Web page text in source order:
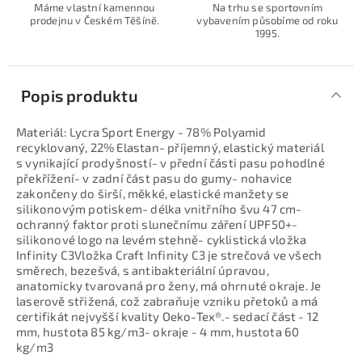
Máme vlastní kamennou
prodejnu v Českém Těšíně.
Na trhu se sportovním
vybavením působíme od roku
1995.
Popis produktu
Materiál: Lycra Sport Energy - 78% Polyamid
recyklovaný, 22% Elastan- příjemný, elastický materiál
s vynikající prodyšností- v přední části pasu pohodlné
překřížení- v zadní část pasu do gumy- nohavice
zakončeny do širší, měkké, elastické manžety se
silikonovým potiskem- délka vnitřního švu 47 cm-
ochranný faktor proti slunečnímu záření UPF50+-
silikonové logo na levém stehně- cyklistická vložka
Infinity C3Vložka Craft Infinity C3 je strečová ve všech
směrech, bezešvá, s antibakteriální úpravou,
anatomicky tvarovaná pro ženy, má ohrnuté okraje. Je
laserově střižená, což zabraňuje vzniku přetoků a má
certifikát nejvyšší kvality Oeko-Tex®.- sedací část - 12
mm, hustota 85 kg/m3- okraje - 4 mm, hustota 60
kg/m3